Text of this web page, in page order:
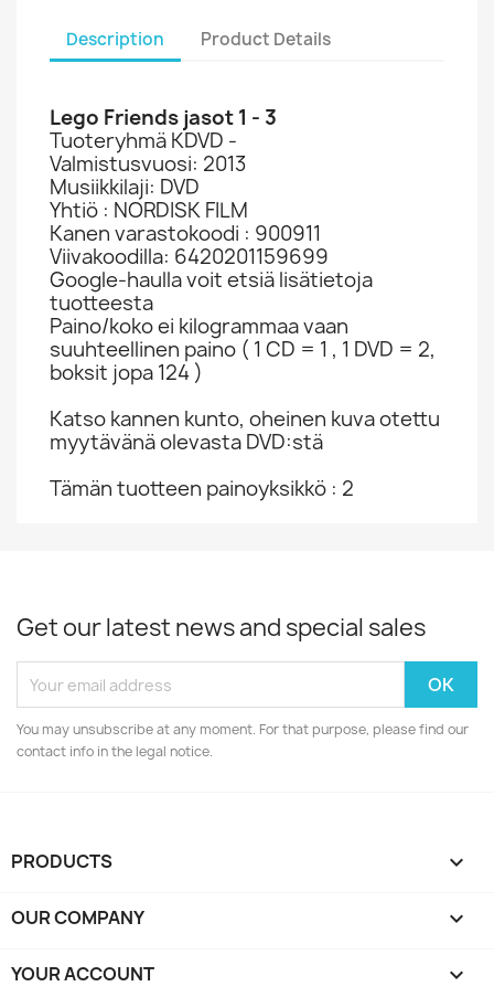
Description Product Details
Lego Friends jasot 1 - 3
Tuoteryhmä KDVD -
Valmistusvuosi: 2013
Musiikkilaji: DVD
Yhtiö : NORDISK FILM
Kanen varastokoodi : 900911
Viivakoodilla: 6420201159699
Google-haulla voit etsiä lisätietoja
tuotteesta
Paino/koko ei kilogrammaa vaan
suuhteellinen paino ( 1 CD = 1 , 1 DVD = 2,
boksit jopa 124 )
Katso kannen kunto, oheinen kuva otettu
myytävänä olevasta DVD:stä
Tämän tuotteen painoyksikkö : 2
Get our latest news and special sales
You may unsubscribe at any moment. For that purpose, please find our
contact info in the legal notice.
PRODUCTS 
OUR COMPANY 
YOUR ACCOUNT 